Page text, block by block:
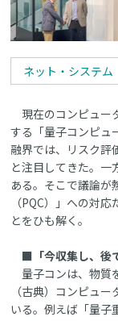
ネット・システム
現在のコンピュー
する「量子コンピュ
融界では、リスク評
と注目してきた。一
ある。そこで議論が
（PQC）」への対
とをひも解く。
■「今収集し、後
量子コンは、物質
（古典）コンピュ
いる。例えば「量